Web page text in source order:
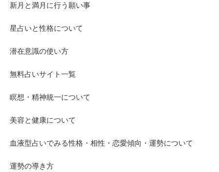
新月と満月に行う願い事
星占いと性格について
潜在意識の使い方
無料占いサイト一覧
瞑想・精神統一について
美容と健康について
血液型占いでみる性格・相性・恋愛傾向・運勢について
運勢の導き方